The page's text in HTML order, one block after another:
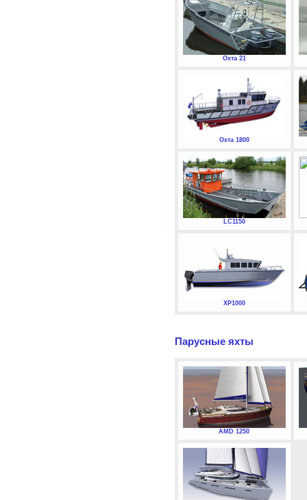
Охта 21
Охта 1800
LC1150
XP1000
Парусные яхты
AMD 1250